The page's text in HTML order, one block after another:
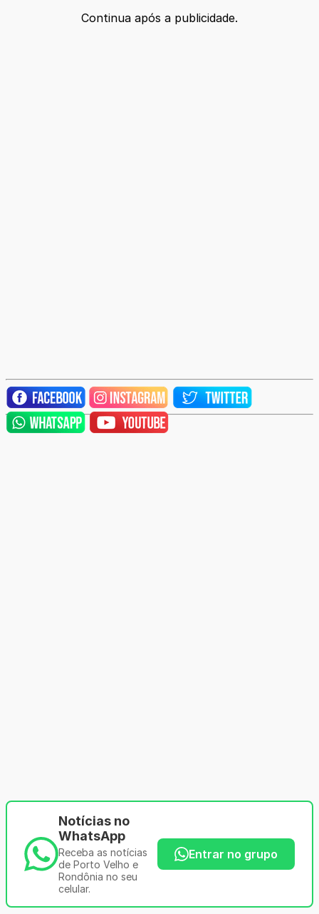
Continua após a publicidade.
Notícias no
WhatsApp
Receba as notícias
de Porto Velho e
Rondônia no seu
celular.
Entrar no grupo